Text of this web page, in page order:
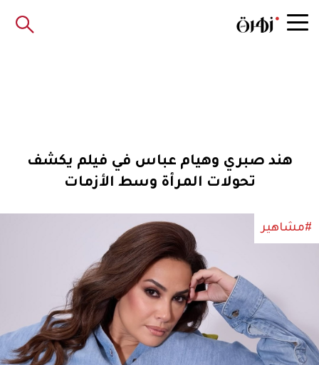
هند صبري وهيام عباس في فيلم يكشف
تحولات المرأة وسط الأزمات
#مشاهير